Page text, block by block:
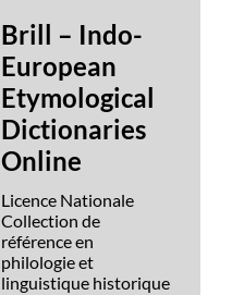
Brill – Indo-
European
Etymological
Dictionaries
Online
Licence Nationale
Collection de
référence en
philologie et
linguistique historique